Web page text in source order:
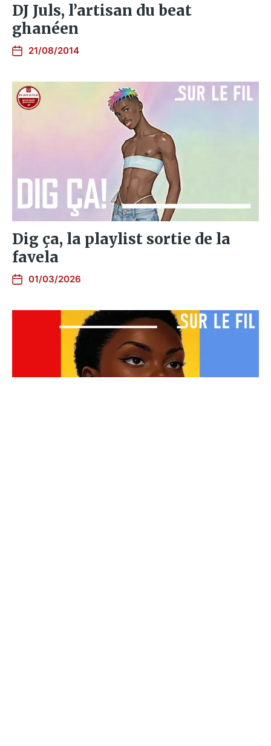
DJ Juls, l’artisan du beat
ghanéen
21/08/2014
Dig ça, la playlist sortie de la
favela
01/03/2026